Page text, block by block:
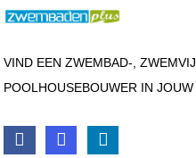
VIND EEN ZWEMBAD-,
POOLHOUSEBOUWER IN